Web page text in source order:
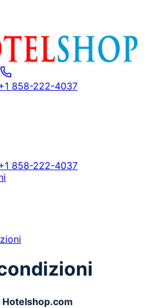
858-222-4037
858-222-4037